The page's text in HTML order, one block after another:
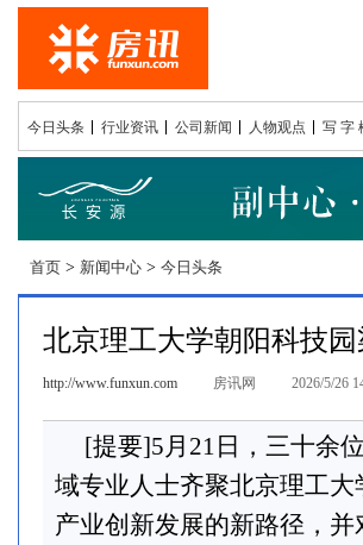
今日头条 行业资讯 公司新闻 人物观点 写 字
首页 > 新闻中心 > 今日头条
北京理工大学朝阳科技
http://www.funxun.com 房讯网 2026/5/26
[提要]5月21日，三十余
域专业人士齐聚北京理工
产业创新发展的新路径，